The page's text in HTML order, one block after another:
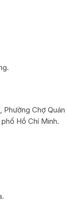
Chợ Quán
Hồ Chí Minh.